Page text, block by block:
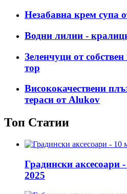
Незабавна крем супа
Водни лилии -
Зеленчуци от
тор
Висококачествени
тераси от Alukov
Топ Статии
Градински аксесоари
2025